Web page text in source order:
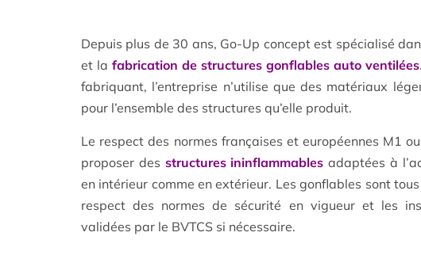
Depuis plus de 30 ans, Go-Up concept est spécialisé
et la fabrication de structures gonflables auto ventilées
fabriquant, l’entreprise n’utilise que des matériaux
pour l’ensemble des structures qu’elle produit.
Le respect des normes françaises et européennes M1
proposer des structures ininflammables adaptées à
en intérieur comme en extérieur. Les gonflables sont
respect des normes de sécurité en vigueur et les
validées par le BVTCS si nécessaire.